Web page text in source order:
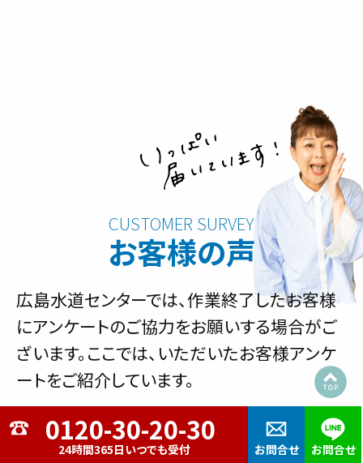
24時間365日いつでも受付 お問合せ お問合せ
お客様の声
広島水道センターでは、作業終了したお客様
にアンケートのご協力をお願いする場合がご
ざいます。ここでは、いただいたお客様アンケ
ートをご紹介しています。
広島市西区己斐